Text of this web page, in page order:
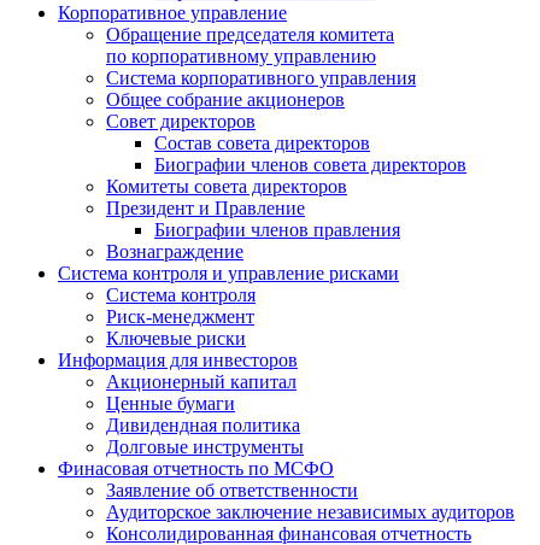
Корпоративное управление
Обращение председателя комитета
по корпоративному управлению
Система корпоративного управления
Общее собрание акционеров
Совет директоров
Состав совета директоров
Биографии членов совета директоров
Комитеты совета директоров
Президент и Правление
Биографии членов правления
Вознаграждение
Система контроля и управление рисками
Система контроля
Риск-менеджмент
Ключевые риски
Информация для инвесторов
Акционерный капитал
Ценные бумаги
Дивидендная политика
Долговые инструменты
Финасовая отчетность по МСФО
Заявление об ответственности
Аудиторское заключение независимых аудиторов
Консолидированная финансовая отчетность